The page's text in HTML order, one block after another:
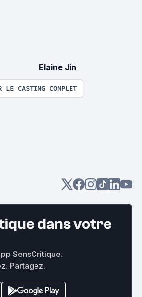
Elaine Jin
LE CASTING COMPLET
dans votre
SensCritique.
Partagez.